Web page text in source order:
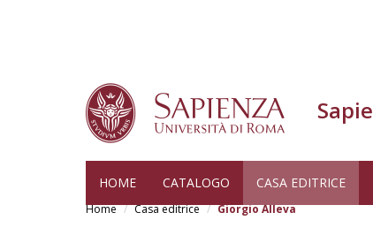
HOME CATALOGO CASA EDITRICE
Home Casa editrice Giorgio Alleva